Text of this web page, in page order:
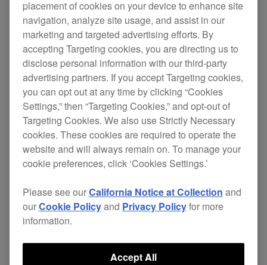
Updates CDJ-3000
我们发布了CDJ-3000的固件。
[改善]
修复了播放Beartport流媒体服务时的问题。
3000
件
3.13
面
placement of cookies on your device to enhance site
navigation, analyze site usage, and assist in our
marketing and targeted advertising efforts. By
accepting Targeting cookies, you are directing us to
disclose personal information with our third-party
advertising partners. If you accept Targeting cookies,
you can opt out at any time by clicking “Cookies
Settings,” then “Targeting Cookies,” and opt-out of
Targeting Cookies. We also use Strictly Necessary
cookies. These cookies are required to operate the
website and will always remain on. To manage your
cookie preferences, click ‘Cookies Settings.’
Please see ourCalifornia Notice at Collection and
ourCookie Policyand Privacy Policyfor more
information.
Accept All